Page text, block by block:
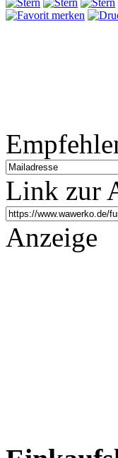
merken
Link zur
Anzeige